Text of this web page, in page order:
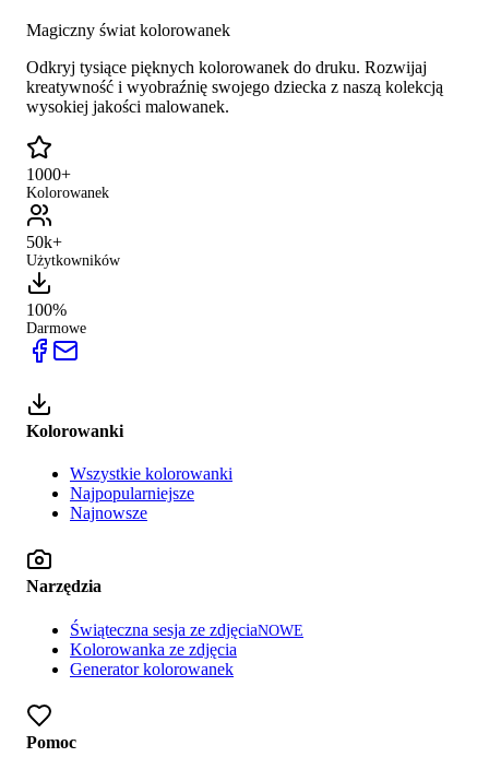
Magiczny świat kolorowanek
Odkryj tysiące pięknych kolorowanek do druku. Rozwijaj
kreatywność i wyobraźnię swojego dziecka z naszą kolekcją
wysokiej jakości malowanek.
1000+
Kolorowanek
50k+
Użytkowników
100%
Darmowe
Kolorowanki
Wszystkie kolorowanki
Najpopularniejsze
Najnowsze
Narzędzia
Świąteczna sesja ze zdjęciaNOWE
Kolorowanka ze zdjęcia
Generator kolorowanek
Pomoc